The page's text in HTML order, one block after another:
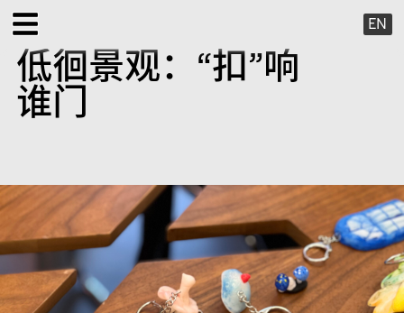
EN
展览
公共项目
特别项目
X 虚拟
出版项目
低徊景观：“扣”响
谁门